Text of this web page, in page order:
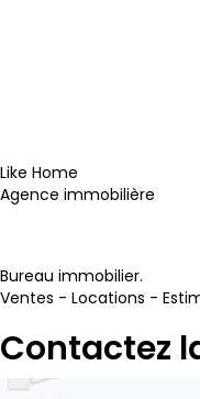
Like Home
Agence immobilière
Bureau immobilier.
Ventes - Locations -
Contactez